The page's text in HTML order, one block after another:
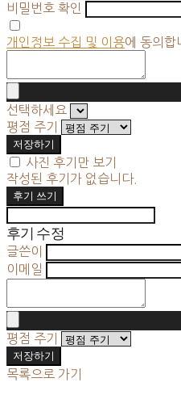
비밀번호 확인
개인정보 수집 및 이용에 동의합
선택하세요
평점 주기
저장하기
사진 후기만 보기
작성된 후기가 없습니다.
후기 쓰기
후기 수정
글쓴이
이메일
평점 주기
저장하기
목록으로 가기